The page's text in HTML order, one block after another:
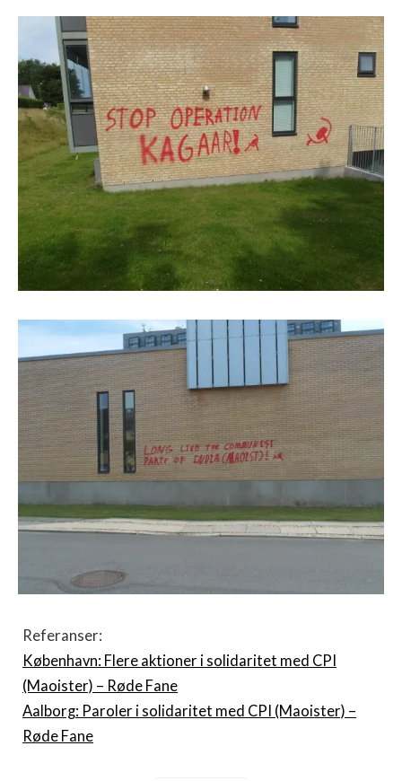
Referanser:
København: Flere aktioner i solidaritet med CPI
(Maoister) – Røde Fane
Aalborg: Paroler i solidaritet med CPI (Maoister) –
Røde Fane